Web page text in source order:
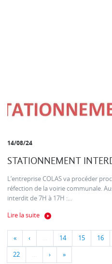
14/08/24
STATIONNEMENT
L’entreprise COLAS va procéder
réfection de la voirie communale.
interdit de 7H à 17H :...
Lire la suite
« ‹ … 14 15 16
22 … › »